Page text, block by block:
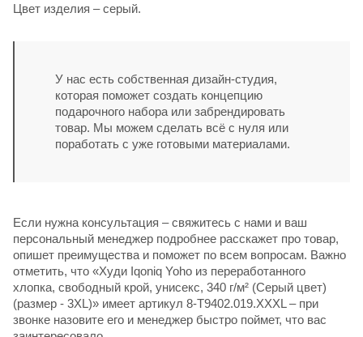
Цвет изделия – серый.
У нас есть собственная дизайн-студия,
которая поможет создать концепцию
подарочного набора или забрендировать
товар. Мы можем сделать всё с нуля или
поработать с уже готовыми материалами.
Если нужна консультация – свяжитесь с нами и ваш
персональный менеджер подробнее расскажет про товар,
опишет преимущества и поможет по всем вопросам. Важно
отметить, что «Худи Iqoniq Yoho из переработанного
хлопка, свободный крой, унисекс, 340 г/м² (Серый цвет)
(размер - 3XL)» имеет артикул 8-T9402.019.XXXL – при
звонке назовите его и менеджер быстро поймет, что вас